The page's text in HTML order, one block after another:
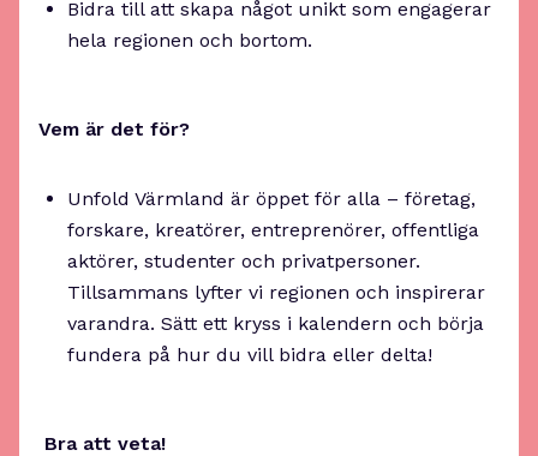
Bidra till att skapa något unikt som engagerar
hela regionen och bortom.
Vem är det för?
Unfold Värmland är öppet för alla – företag,
forskare, kreatörer, entreprenörer, offentliga
aktörer, studenter och privatpersoner.
Tillsammans lyfter vi regionen och inspirerar
varandra. Sätt ett kryss i kalendern och börja
fundera på hur du vill bidra eller delta!
Bra att veta!